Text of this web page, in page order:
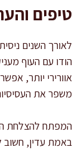
טיפים
לאורך השנים
הודו עם העוף
אוורירי יותר,
משפר את
המפתח להצלחת
באמת עדין, חשוב